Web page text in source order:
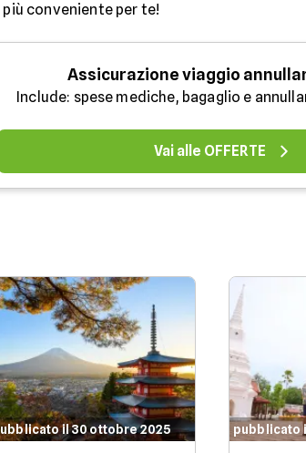
conveniente per te!
Assicurazione viaggio
Include: spese mediche, bagaglio e
Vai alle OFFERTE
il 30 ottobre 2025 pubblicato